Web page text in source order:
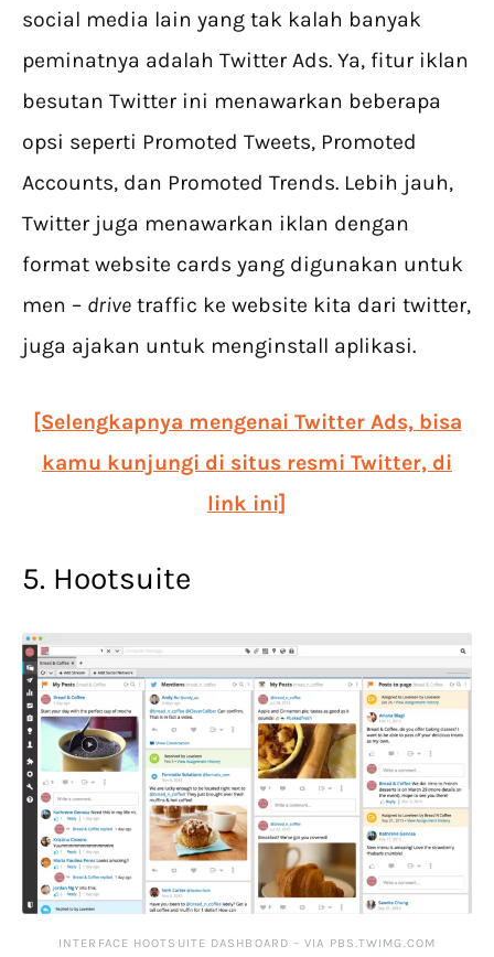
social media lain yang tak kalah banyak
peminatnya adalah Twitter Ads. Ya, fitur iklan
besutan Twitter ini menawarkan beberapa
opsi seperti Promoted Tweets, Promoted
Accounts, dan Promoted Trends. Lebih jauh,
Twitter juga menawarkan iklan dengan
format website cards yang digunakan untuk
men – drive traffic ke website kita dari twitter,
juga ajakan untuk menginstall aplikasi.
[Selengkapnya mengenai Twitter Ads, bisa
kamu kunjungi di situs resmi Twitter, di
link ini]
5. Hootsuite
INTERFACE HOOTSUITE DASHBOARD – VIA PBS.TWIMG.COM